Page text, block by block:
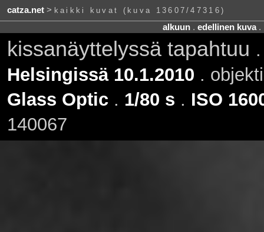
catza.net> kaikki kuvat (kuva 13607/47316)
alkuun. edellinen kuva.
kissanäyttelyssä tapahtuu
Helsingissä 10.1.2010 .
Glass Optic. 1/80 s . ISO
140067